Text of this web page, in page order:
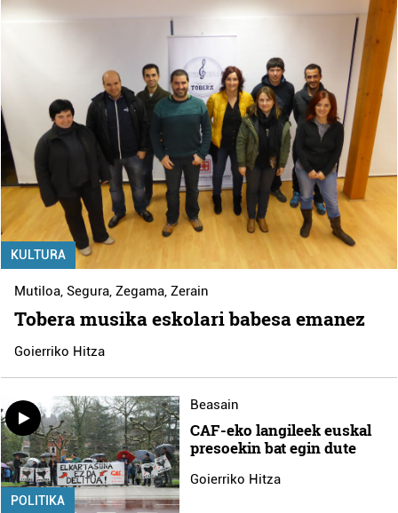
KULTURA
Mutiloa, Segura,Zegama,Zerain
Tobera musika eskolari babesa emanez
Goierriko Hitza
POLITIKA
Beasain
CAF-eko langileek euskal
presoekin bat egin dute
Goierriko Hitza